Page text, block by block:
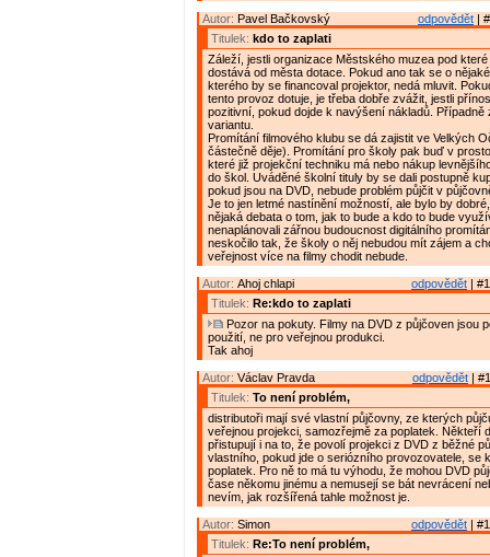
odpovědět |
Autor: Pavel Bačkovský
Titulek: kdo to zaplati
Záleží, jestli organizace Městského muzea pod
dostává od města dotace. Pokud ano tak se o
kterého by se financoval projektor, nedá mluvit.
tento provoz dotuje, je třeba dobře zvážit, jestli
pozitivní, pokud dojde k navýšení nákladů.
variantu.
Promítání filmového klubu se dá zajistit ve Velkých
částečně děje). Promítání pro školy pak buď v
které již projekční techniku má nebo nákup
do škol. Uváděné školní tituly by se dali postupně
pokud jsou na DVD, nebude problém půjčit v
Je to jen letmé nastínění možností, ale bylo by
nějaká debata o tom, jak to bude a kdo to bude
nenaplánovali zářnou budoucnost digitálního
neskočilo tak, že školy o něj nebudou mít zájem a
veřejnost více na filmy chodit nebude.
odpovědět |
Autor: Ahoj chlapi
Titulek: Re:kdo to zaplati
Pozor na pokuty. Filmy na DVD z půjčoven jsou
použití, ne pro veřejnou produkci.
Tak ahoj
odpovědět |
Autor: Václav Pravda
Titulek: To není problém,
distributoři mají své vlastní půjčovny, ze kterých
veřejnou projekci, samozřejmě za poplatek. Někteří
přistupují i na to, že povolí projekci z DVD z běžné
vlastního, pokud jde o seriózního provozovatele, se
poplatek. Pro ně to má tu výhodu, že mohou DVD
čase někomu jinému a nemusejí se bát nevrácení
nevím, jak rozšířená tahle možnost je.
odpovědět |
Autor: Simon
Titulek: Re:To není problém,